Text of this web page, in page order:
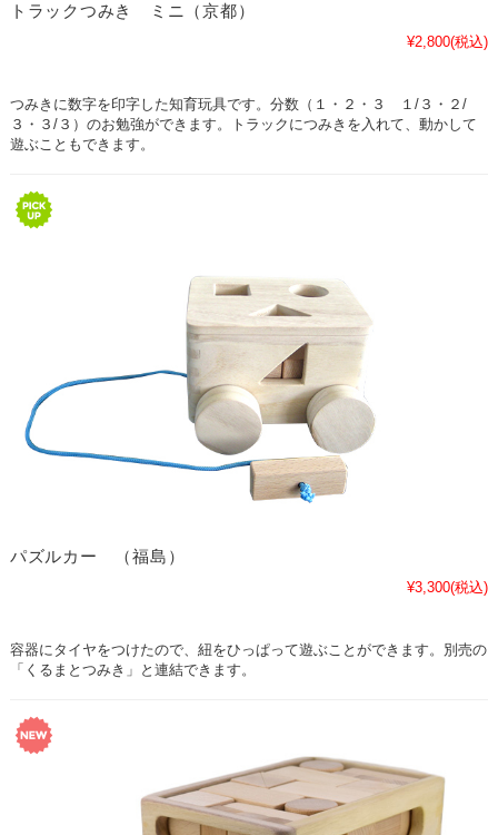
トラックつみき ミニ（京都）
¥2,800(税込)
つみきに数字を印字した知育玩具です。分数（１・２・３ １/３・２/
３・３/３）のお勉強ができます。トラックにつみきを入れて、動かして
遊ぶこともできます。
パズルカー （福島）
¥3,300(税込)
容器にタイヤをつけたので、紐をひっぱって遊ぶことができます。別売の
「くるまとつみき」と連結できます。